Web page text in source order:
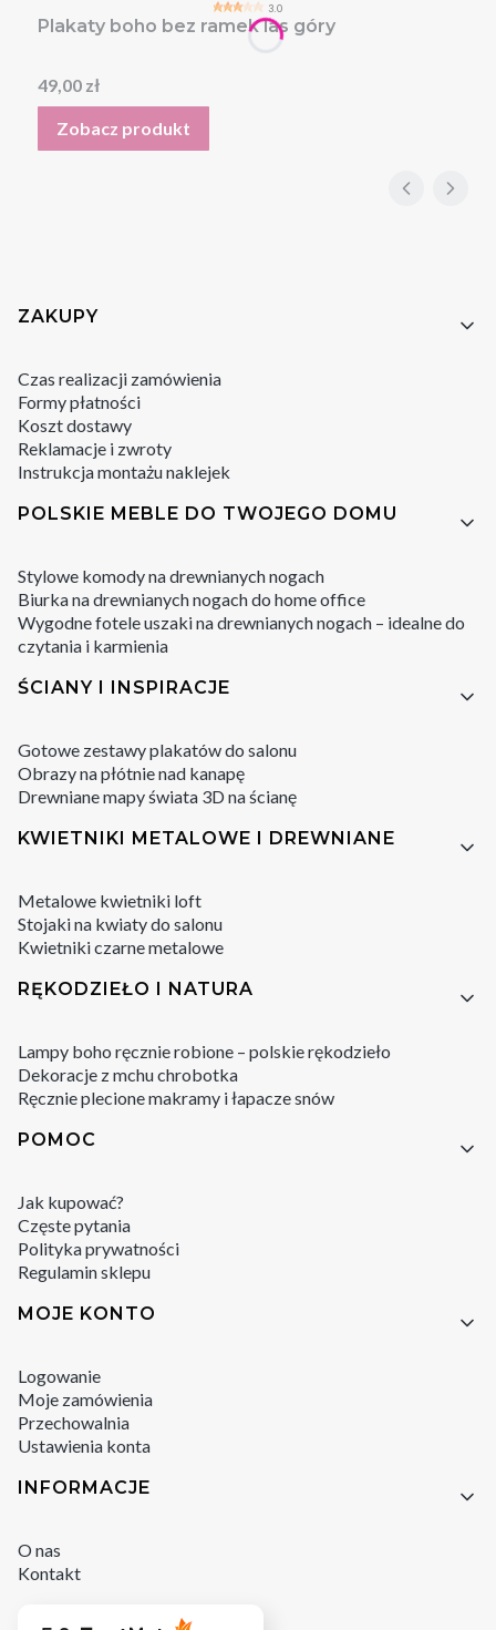
3.0
Plakaty boho bez ramek las góry
Cena
49,00 zł
Zobacz produkt
Linki w stopce
ZAKUPY
Czas realizacji zamówienia
Formy płatności
Koszt dostawy
Reklamacje i zwroty
Instrukcja montażu naklejek
POLSKIE MEBLE DO TWOJEGO DOMU
Stylowe komody na drewnianych nogach
Biurka na drewnianych nogach do home office
Wygodne fotele uszaki na drewnianych nogach – idealne do
czytania i karmienia
ŚCIANY I INSPIRACJE
Gotowe zestawy plakatów do salonu
Obrazy na płótnie nad kanapę
Drewniane mapy świata 3D na ścianę
KWIETNIKI METALOWE I DREWNIANE
Metalowe kwietniki loft
Stojaki na kwiaty do salonu
Kwietniki czarne metalowe
RĘKODZIEŁO I NATURA
Lampy boho ręcznie robione – polskie rękodzieło
Dekoracje z mchu chrobotka
Ręcznie plecione makramy i łapacze snów
POMOC
Jak kupować?
Częste pytania
Polityka prywatności
Regulamin sklepu
MOJE KONTO
Logowanie
Moje zamówienia
Przechowalnia
Ustawienia konta
INFORMACJE
O nas
Kontakt